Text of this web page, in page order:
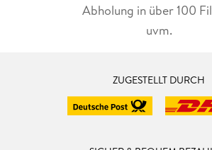
Abholung in über 100
uvm.
ZUGESTELLT DURCH